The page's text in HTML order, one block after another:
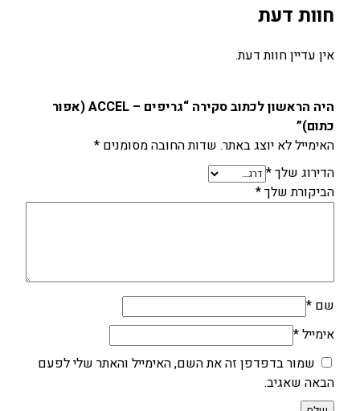
ם
חוות דעת
אין עדיין חוות דעת.
היה הראשון לכתוב סקירה “גריפים – ACCEL (אפור
כתום)”
האימייל לא יוצג באתר. שדות החובה מסומנים *
הדירוג שלך*
הביקורת שלך*
שם *
אימייל*
שמור בדפדפן זה את השם, האימייל והאתר שלי לפעם
הבאה שאגיב.